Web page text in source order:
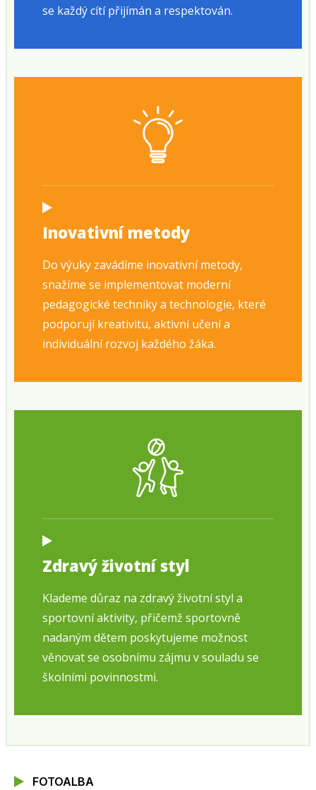
se každý cítí přijímán a respektován.
Inovativní metody
Do výuky zavádíme inovativní metody,
snažíme se implementovat moderní
pedagogické techniky a technologie, které
podporují kreativitu, aktivní učení a
individuální rozvoj každého žáka.
Zdravý životní styl
Klademe důraz na zdravý životní styl a
sportovní aktivity, přičemž sportovně
nadaným dětem poskytujeme možnost
věnovat se osobnímu zájmu v souladu se
školními povinnostmi.
FOTOALBA